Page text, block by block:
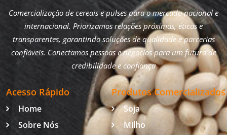
Comercialização de cereais e pulses para o mercado nacional e
internacional. Priorizamos relações próximas, éticas e
transparentes, garantindo soluções de qualidade e parcerias
confiáveis. Conectamos pessoas e negócios para um futuro de
credibilidade e confiança
Acesso Rápido
Home
Sobre Nós
Produtos Comercializados
Soja
Milho